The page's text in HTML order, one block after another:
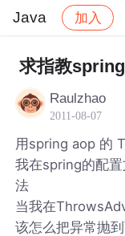
Java 加入
社区
求指教
Raulzhao
2011-08-07
用spring aop 的
我在spring的配
法
当我在
该怎么把异常抛